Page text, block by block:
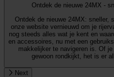
Ontdek de nieuwe 24MX -
Ontdek de nieuwe 24MX: sneller,
onze website vernieuwd om je
nog steeds alles wat je kent en
en accessoires, nu met een
makkelijker te navigeren is. Of
gewoon rondkijkt, het is er
Next